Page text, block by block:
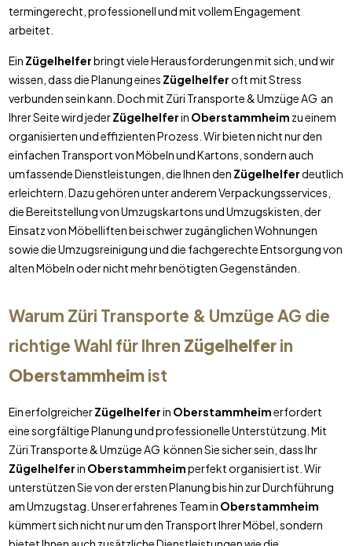
termingerecht, professionell und mit vollem Engagement
arbeitet.
Ein Zügelhelferbringt viele Herausforderungen mit sich, und wir
wissen, dass die Planung eines Zügelhelferoft mit Stress
verbunden sein kann. Doch mit Züri Transporte & Umzüge AG an
Ihrer Seite wird jederZügelhelferin Oberstammheim zu einem
organisierten und effizienten Prozess. Wir bieten nicht nur den
einfachen Transport von Möbeln und Kartons, sondern auch
umfassende Dienstleistungen, die Ihnen den Zügelhelferdeutlich
erleichtern. Dazu gehören unter anderem Verpackungsservices,
die Bereitstellung von Umzugskartons und Umzugskisten, der
Einsatz von Möbelliften bei schwer zugänglichen Wohnungen
sowie die Umzugsreinigung und die fachgerechte Entsorgung von
alten Möbeln oder nicht mehr benötigten Gegenständen.
Warum Züri Transporte & Umzüge AG die
richtige Wahl für Ihren Zügelhelferin
Oberstammheimist
Ein erfolgreicherZügelhelferin Oberstammheimerfordert
eine sorgfältige Planung und professionelle Unterstützung. Mit
Züri Transporte & Umzüge AG können Sie sicher sein, dass Ihr
Zügelhelferin Oberstammheimperfekt organisiert ist. Wir
unterstützen Sie von der ersten Planung bis hin zur Durchführung
am Umzugstag. Unser erfahrenes Team in Oberstammheim
kümmert sich nicht nur um den Transport Ihrer Möbel, sondern